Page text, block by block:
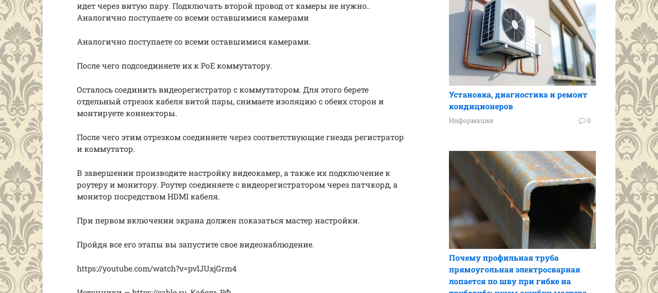
идет через витую пару. Подключать второй провод от камеры не нужно..
Аналогично поступаете со всеми оставшимися камерами
Аналогично поступаете со всеми оставшимися камерами.
После чего подсоединяете их к PoE коммутатору.
Осталось соединить видеорегистратор с коммутатором. Для этого берете
отдельный отрезок кабеля витой пары, снимаете изоляцию с обеих сторон и
монтируете коннекторы.
После чего этим отрезком соединяете через соответствующие гнезда регистратор
и коммутатор.
В завершении производите настройку видеокамер, а также их подключение к
роутеру и монитору. Роутер соединяете с видеорегистратором через патчкорд, а
монитор посредством HDMI кабеля.
При первом включении экрана должен показаться мастер настройки.
Пройдя все его этапы вы запустите свое видеонаблюдение.
https://youtube.com/watch?v=pvIJUxjGrm4
Установка, диагностика и ремонт
кондиционеров
Информация 0
Почему профильная труба
прямоугольная электросварная
лопается по шву при гибке на